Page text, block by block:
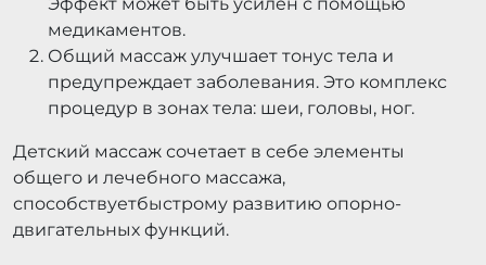
медикаментов.
Общий массаж улучшает тонус тела и
предупреждает заболевания. Это комплекс
процедур в зонах тела: шеи, головы, ног.
Детский массаж сочетает в себе элементы
общего и лечебного массажа,
способствуетбыстрому развитию опорно-
двигательных функций.